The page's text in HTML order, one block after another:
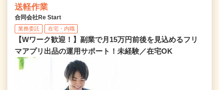
送軽作業
合同会社Re Start
業務委託 在宅・内職
【Wワーク歓迎！】副業で月15万円前後を見込めるフリ
マアプリ出品の運用サポート！未経験／在宅OK